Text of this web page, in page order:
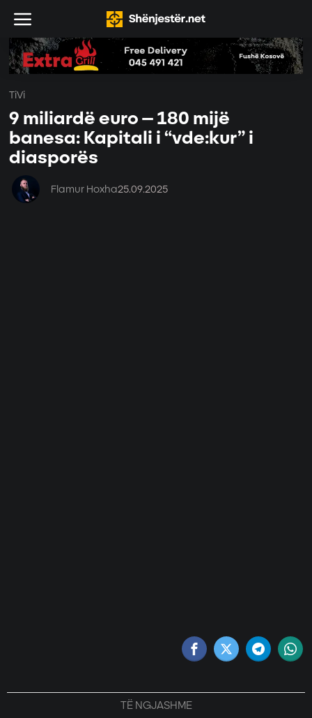
TiVi
9 miliardë euro – 180 mijë
banesa: Kapitali i “vde:kur” i
diasporës
Flamur Hoxha25.09.2025
TË NGJASHME